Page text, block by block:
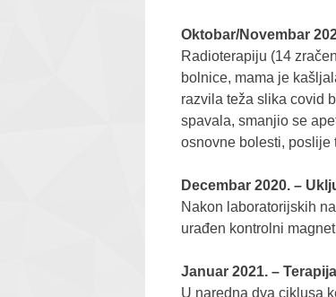
Oktobar/Novembar
Radioterapiju (14
bolnice, mama je
razvila teža slika covid
spavala, smanjio se
osnovne bolesti, poslije
Decembar 2020. –
Nakon laboratorijskih
urađen kontrolni
Januar 2021. –
U naredna dva ciklusa